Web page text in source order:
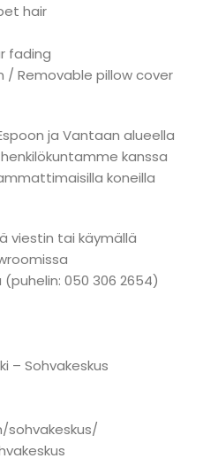
hair
fading
Removable pillow cover
ja Vantaan alueella
kanssa
koneilla
viestin tai käymällä
050 306 2654)
– Sohvakeskus